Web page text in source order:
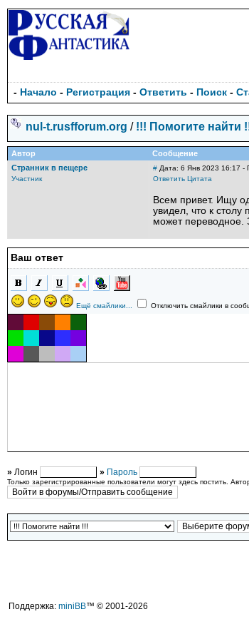
- Начало - Регистрация - Ответить - Поиск -
nul-t.rusfforum.org / !!! Помогите найти
Автор
Сообщение
Странник в пещере
Участник
# Дата: 6 Янв 2023 16:17 -
Ответить Цитата
Всем привет. Ищу
увидел, что к
может переводное.
Ваш ответ
Ещё смайлики... Отключить смайлики в
» Логин » Пароль
Только зарегистрированные пользователи могут здесь постить.
Поддержка: miniBB™ © 2001-2026